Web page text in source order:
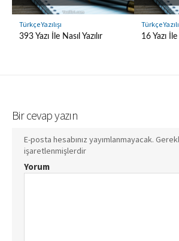
Türkçe Yazılışı
393 Yazı İle Nasıl Yazılır
Türkçe
16 Yazı İle
Bir cevap yazın
E-posta hesabınız yayımlanmayacak.
işaretlenmişlerdir
Yorum